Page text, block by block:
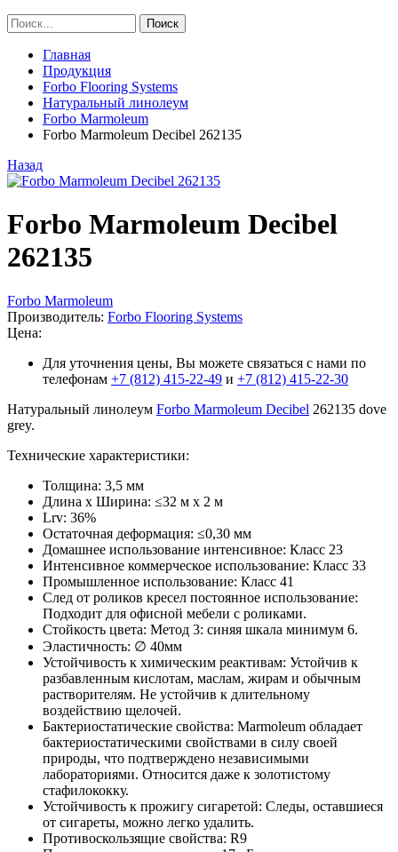
Главная
Продукция
Forbo Flooring Systems
Натуральный линолеум
Forbo Marmoleum
Forbo Marmoleum Decibel 262135
Назад
Forbo Marmoleum Decibel
262135
Forbo Marmoleum
Производитель: Forbo Flooring Systems
Цена:
Для уточнения цены, Вы можете связаться с нами по
телефонам +7 (812) 415-22-49 и +7 (812) 415-22-30
Натуральный линолеум Forbo Marmoleum Decibel 262135 dove
grey.
Технические характеристики:
Толщина: 3,5 мм
Длина х Ширина: ≤32 м x 2 м
Lrv: 36%
Остаточная деформация: ≤0,30 мм
Домашнее использование интенсивное: Класс 23
Интенсивное коммерческое использование: Класс 33
Промышленное использование: Класс 41
След от роликов кресел постоянное использование:
Подходит для офисной мебели с роликами.
Стойкость цвета: Метод 3: синяя шкала минимум 6.
Эластичность: ∅ 40мм
Устойчивость к химическим реактивам: Устойчив к
разбавленным кислотам, маслам, жирам и обычным
растворителям. Не устойчив к длительному
воздействию щелочей.
Бактериостатические свойства: Marmoleum обладает
бактериостатическими свойствами в силу своей
природы, что подтверждено независимыми
лабораториями. Относится даже к золотистому
стафилококку.
Устойчивость к прожигу сигаретой: Следы, оставшиеся
от сигареты, можно легко удалить.
Противоскользящие свойства: R9